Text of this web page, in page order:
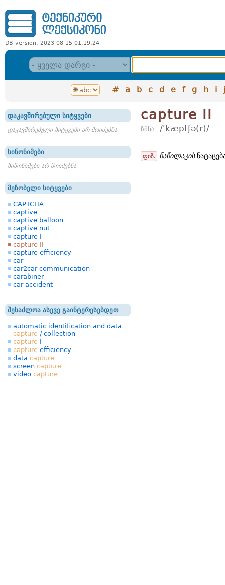
DB version: 2023-08-15 01:19:24
# a b c d e f g h i j
დაკავშირებული სიტყვები
დაკავშირებული სიტყვები არ მოიძებნა
სინონიმები
სინონიმები არ მოიძებნა
მეზობელი სიტყვები
CAPTCHA
captive
captive balloon
captive nut
capture I
capture II
capture efficiency
car
car2car communication
carabiner
car accident
შესაძლოა ასევე გაინტერესებდეთ
automatic identification and data
capture / collection
capture I
capture efficiency
data capture
screen capture
video capture
capture II
ზმნა /ʹkæptʃə(r)/
ფიზ. ნაწილაკის